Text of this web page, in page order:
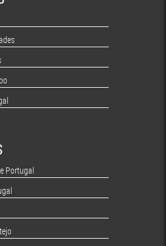
Portugal